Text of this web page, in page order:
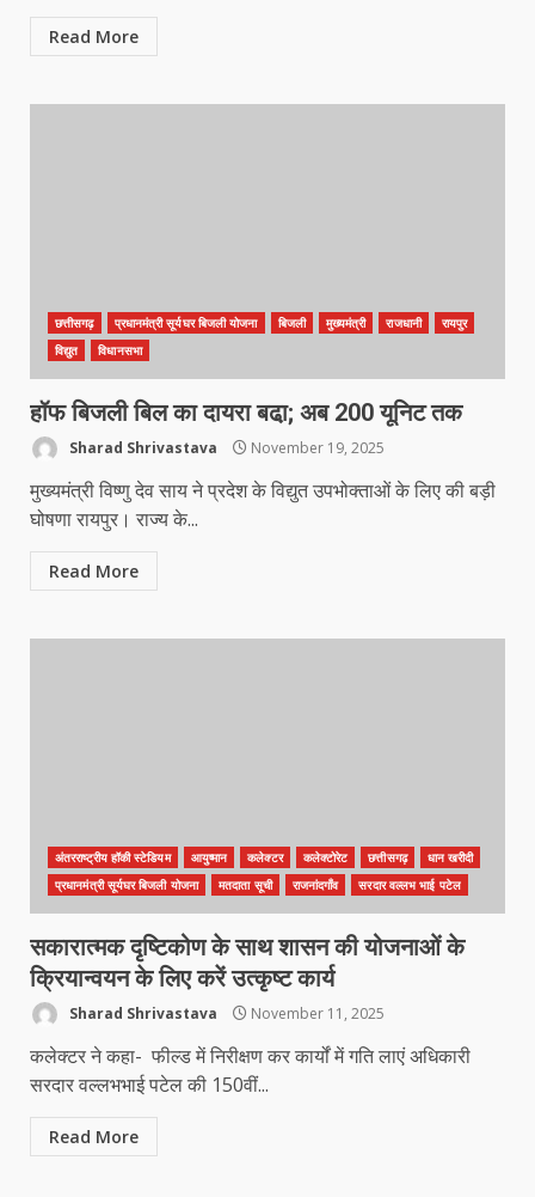
Read More
छत्तीसगढ़ प्रधानमंत्री सूर्यघर बिजली योजना बिजली मुख्यमंत्री राजधानी
रायपुर
विद्युत
विधानसभा
हॉफ बिजली बिल का दायरा बढा़; अब 200 यूनिट तक
Sharad Shrivastava November 19, 2025
मुख्यमंत्री विष्णु देव साय ने प्रदेश के विद्युत उपभोक्ताओं के लिए की बड़ी
घोषणा रायपुर। राज्य के...
Read More
अंतरराष्ट्रीय हॉकी स्टेडियम आयुष्मान कलेक्टर कलेक्टोरेट छत्तीसगढ़
धान खरीदी
प्रधानमंत्री सूर्यघर बिजली योजना
मतदाता सूची राजनांदगाँव सरदार वल्लभ भाई पटेल
सकारात्मक दृष्टिकोण के साथ शासन की योजनाओं के
क्रियान्वयन के लिए करें उत्कृष्ट कार्य
Sharad Shrivastava November 11, 2025
कलेक्टर ने कहा- फील्ड में निरीक्षण कर कार्यों में गति लाएं अधिकारी
सरदार वल्लभभाई पटेल की 150वीं...
Read More